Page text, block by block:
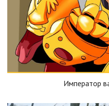
Император